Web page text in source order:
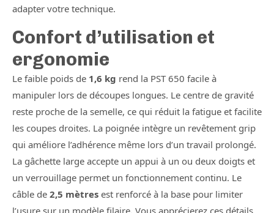
adapter votre technique.
Confort d’utilisation et
ergonomie
Le faible poids de 1,6 kg rend la PST 650 facile à
manipuler lors de découpes longues. Le centre de gravité
reste proche de la semelle, ce qui réduit la fatigue et facilite
les coupes droites. La poignée intègre un revêtement grip
qui améliore l’adhérence même lors d’un travail prolongé.
La gâchette large accepte un appui à un ou deux doigts et
un verrouillage permet un fonctionnement continu. Le
câble de 2,5 mètres est renforcé à la base pour limiter
l’usure sur un modèle filaire. Vous apprécierez ces détails